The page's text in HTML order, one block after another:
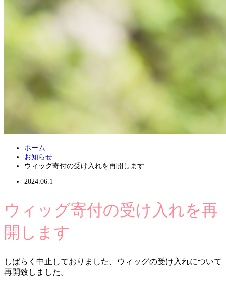
ホーム
お知らせ
ウィッグ寄付の受け入れを再開します
2024.06.1
ウィッグ寄付の受け入れを再
開します
しばらく中止しておりました、ウィッグの受け入れについて
再開致しました。